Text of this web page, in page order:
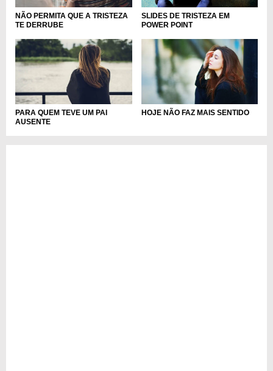
NÃO PERMITA QUE A TRISTEZA
TE DERRUBE
SLIDES DE TRISTEZA EM
POWER POINT
PARA QUEM TEVE UM PAI
AUSENTE
HOJE NÃO FAZ MAIS SENTIDO